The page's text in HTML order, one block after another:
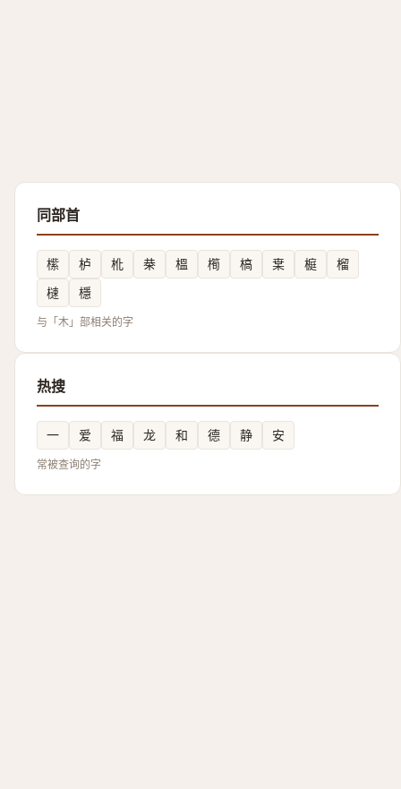
同部首
橴 栌 杹 㭟 榲 橁 槁 枽 榳
榴
㯈
檼
与「木」部相关的字
热搜
一 爱 福 龙 和 德 静 安
常被查询的字